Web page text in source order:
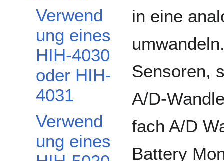
Verwend
ung eines
HIH-4030
oder HIH-
4031
Verwend
ung eines
in eine
Sensoren,
A/D-
fach A/D
Battery